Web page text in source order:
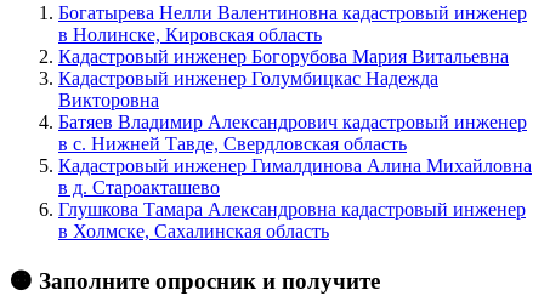
Богатырева Нелли Валентиновна кадастровый инженер
в Нолинске, Кировская область
Кадастровый инженер Богорубова Мария Витальевна
Кадастровый инженер Голумбицкас Надежда
Викторовна
Батяев Владимир Александрович кадастровый инженер
в c. Нижней Тавде, Свердловская область
Кадастровый инженер Гималдинова Алина Михайловна
в д. Староакташево
Глушкова Тамара Александровна кадастровый инженер
в Холмске, Сахалинская область
🟠 Заполните опросник и получите